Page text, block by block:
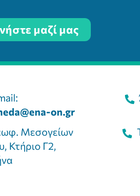
μαζί μας
on.gr
Μεσογείων
Κτήριο Γ2,